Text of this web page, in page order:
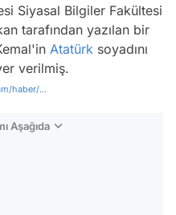
Siyasal Bilgiler Fakültesi
tarafından yazılan bir
Atatürk soyadını
verilmiş.
haber/...
Aşağıda